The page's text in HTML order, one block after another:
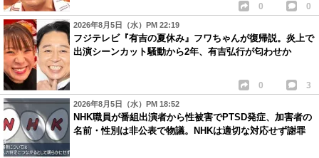
0 0
2026年8月5日（水）PM 22:19
フジテレビ『有吉の夏休み』フワちゃんが復帰説。炎上で
出演シーンカット騒動から2年、有吉弘行が匂わせか
0 3
2026年8月5日（水）PM 18:52
NHK職員が番組出演者から性被害でPTSD発症、加害者の
名前・性別は非公表で物議。NHKは適切な対応せず謝罪